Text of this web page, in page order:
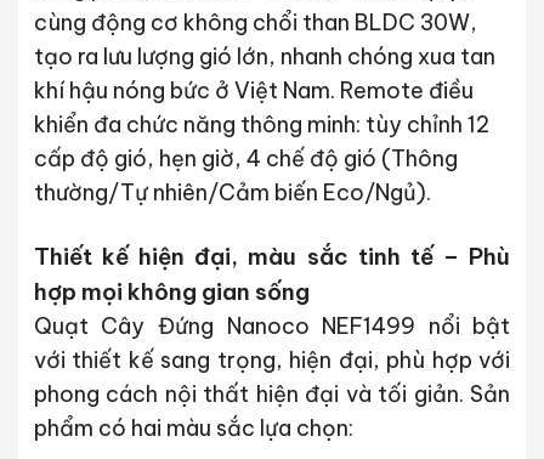
cùng động cơ không chổi than BLDC 30W,
tạo ra lưu lượng gió lớn, nhanh chóng xua tan
khí hậu nóng bức ở Việt Nam. Remote điều
khiển đa chức năng thông minh: tùy chỉnh 12
cấp độ gió, hẹn giờ, 4 chế độ gió (Thông
thường/Tự nhiên/Cảm biến Eco/Ngủ).
Thiết kế hiện đại, màu sắc tinh tế – Phù
hợp mọi không gian sống
Quạt Cây Đứng Nanoco NEF1499 nổi bật
với thiết kế sang trọng, hiện đại, phù hợp với
phong cách nội thất hiện đại và tối giản. Sản
phẩm có hai màu sắc lựa chọn: